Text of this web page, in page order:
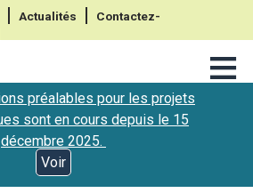
Actualités
Contactez-
≡
préalables pour les projets
sont en cours depuis le 15
décembre 2025.
Voir